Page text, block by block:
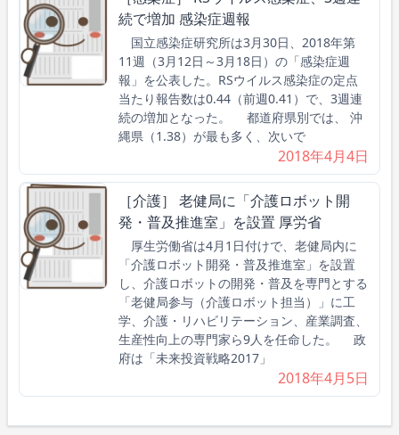
続で増加 感染症週報
国立感染症研究所は3月30日、2018年第
11週（3月12日～3月18日）の「感染症週
報」を公表した。RSウイルス感染症の定点
当たり報告数は0.44（前週0.41）で、3週連
続の増加となった。 都道府県別では、 沖
縄県（1.38）が最も多く、次いで
2018年4月4日
［介護］ 老健局に「介護ロボット開
発・普及推進室」を設置 厚労省
厚生労働省は4月1日付けで、老健局内に
「介護ロボット開発・普及推進室」を設置
し、介護ロボットの開発・普及を専門とする
「老健局参与（介護ロボット担当）」に工
学、介護・リハビリテーション、産業調査、
生産性向上の専門家ら9人を任命した。 政
府は「未来投資戦略2017」
2018年4月5日